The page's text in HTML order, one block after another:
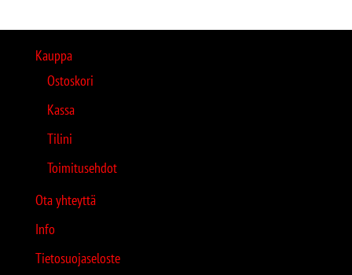
Kauppa
Ostoskori
Kassa
Tilini
Toimitusehdot
Ota yhteyttä
Info
Tietosuojaseloste